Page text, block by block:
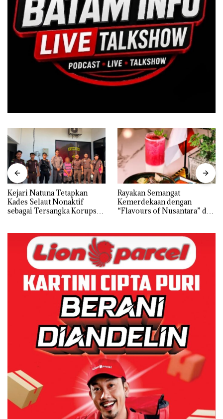
Kejari Natuna Tetapkan
Kades Selaut Nonaktif
sebagai Tersangka Korupsi
Rayakan Semangat
Kemerdekaan dengan
“Flavours of Nusantara” di